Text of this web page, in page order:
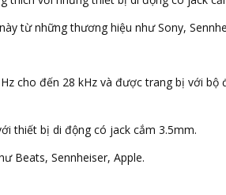
từ những thương hiệu như Sony,
cho đến 28 kHz và được trang bị với
thiết bị di động có jack cắm 3.5mm.
Beats, Sennheiser, Apple.